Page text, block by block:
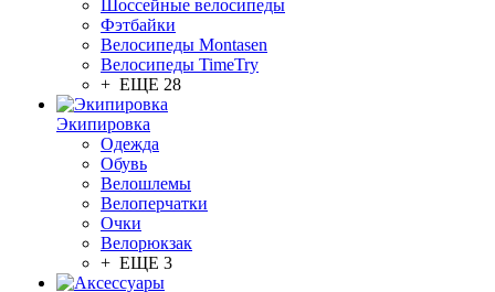
Шоссейные велосипеды
Фэтбайки
Велосипеды Montasen
Велосипеды TimeTry
+ ЕЩЕ 28
Экипировка
Одежда
Обувь
Велошлемы
Велоперчатки
Очки
Велорюкзак
+ ЕЩЕ 3